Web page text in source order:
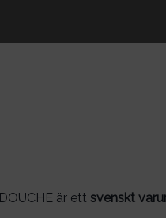
DOUCHE är ett svenskt